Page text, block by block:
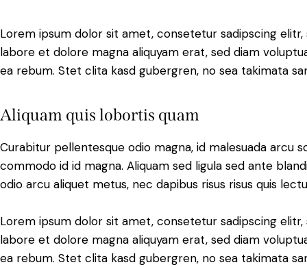
Lorem ipsum dolor sit amet, consetetur sadipscing
labore et dolore magna aliquyam erat, sed diam
ea rebum. Stet clita kasd gubergren, no sea takimata
Aliquam quis lobortis quam
Curabitur pellentesque odio magna, id malesuada arcu
commodo id id magna. Aliquam sed ligula sed ante
odio arcu aliquet metus, nec dapibus risus risus quis
Lorem ipsum dolor sit amet, consetetur sadipscing
labore et dolore magna aliquyam erat, sed diam
ea rebum. Stet clita kasd gubergren, no sea takimata